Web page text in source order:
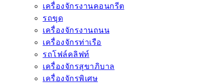
เครื่องจักรงานคอนกรีต
รถขุด
เครื่องจักรงานถนน
เครื่องจักรท่าเรือ
รถโฟล์คลิฟท์
เครื่องจักรสุขาภิบาล
เครื่องจักรพิเศษ